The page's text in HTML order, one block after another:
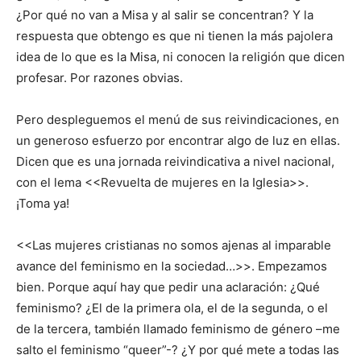
¿Por qué no van a Misa y al salir se concentran? Y la
respuesta que obtengo es que ni tienen la más pajolera
idea de lo que es la Misa, ni conocen la religión que dicen
profesar. Por razones obvias.
Pero despleguemos el menú de sus reivindicaciones, en
un generoso esfuerzo por encontrar algo de luz en ellas.
Dicen que es una jornada reivindicativa a nivel nacional,
con el lema <<Revuelta de mujeres en la Iglesia>>.
¡Toma ya!
<<Las mujeres cristianas no somos ajenas al imparable
avance del feminismo en la sociedad…>>. Empezamos
bien. Porque aquí hay que pedir una aclaración: ¿Qué
feminismo? ¿El de la primera ola, el de la segunda, o el
de la tercera, también llamado feminismo de género –me
salto el feminismo “queer”-? ¿Y por qué mete a todas las